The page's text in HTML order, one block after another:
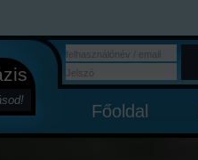
Főoldal